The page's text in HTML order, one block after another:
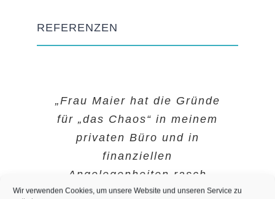
Wir verwenden Cookies, um unsere Website und unseren Service zu
REFERENZEN
„Karin Maier ist ein toller,
lebenserfahrener und
geduldiger Mensch, der mir
half eine kritische
Lebenssituation zu
meistern. DANKESCHÖN.“
„Frau Maier hat die Gründe
für „das Chaos“ in meinem
privaten Büro und in
finanziellen
Angelegenheiten rasch
entdeckt. Professionell
„Durch Ihre einfühlsame Art
hat sich sofort eine sehr
positive Vertrautheit
entwickelt. Sie haben mein
Problem schnell erkannt
und mir sofort